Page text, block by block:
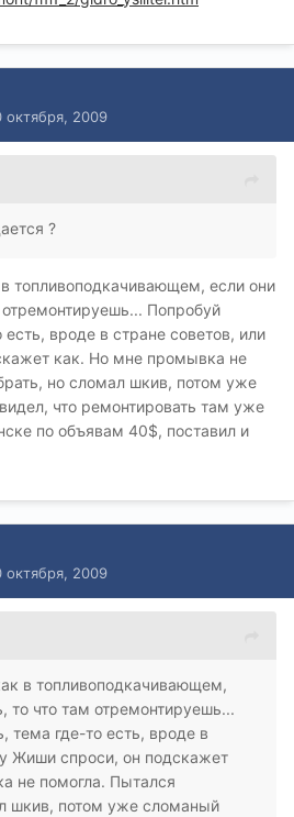
октября, 2009
?
топливоподкачивающем, если они
Попробуй
вроде в стране советов, или
как. Но мне промывка не
но сломал шкив, потом уже
что ремонтировать там уже
по объявам 40$, поставил и
октября, 2009
в топливоподкачивающем,
то что там отремонтируешь...
тема где-то есть, вроде в
Жиши спроси, он подскажет
не помогла. Пытался
шкив, потом уже сломаный